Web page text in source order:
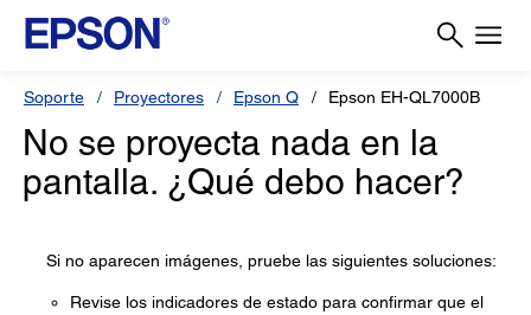
Soporte Proyectores Epson Q Epson EH-QL7000B
No se proyecta nada en la
pantalla. ¿Qué debo hacer?
Si no aparecen imágenes, pruebe las siguientes soluciones:
Revise los indicadores de estado para confirmar que el